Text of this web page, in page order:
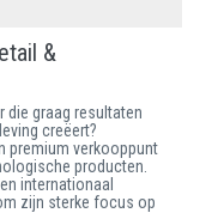
&
die graag resultaten
creëert?
premium verkooppunt
producten.
internationaal
zijn sterke focus op